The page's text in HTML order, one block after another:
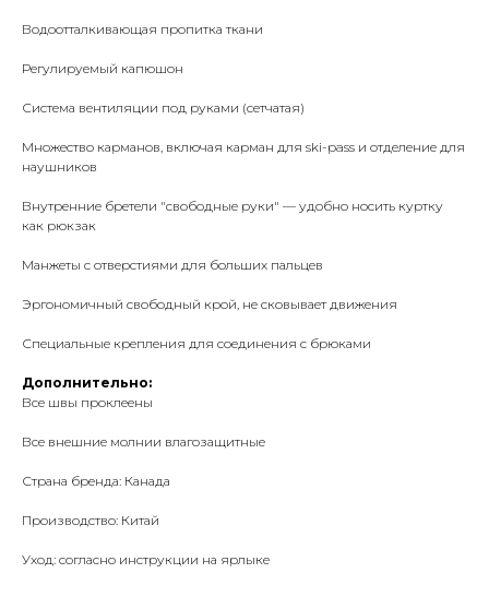
Водоотталкивающая пропитка ткани
Регулируемый капюшон
Система вентиляции под руками (сетчатая)
Множество карманов, включая карман для ski-pass и отделение для
наушников
Внутренние бретели "свободные руки" — удобно носить куртку
как рюкзак
Манжеты с отверстиями для больших пальцев
Эргономичный свободный крой, не сковывает движения
Специальные крепления для соединения с брюками
Дополнительно:
Все швы проклеены
Все внешние молнии влагозащитные
Страна бренда: Канада
Производство: Китай
Уход: согласно инструкции на ярлыке
Написать в Telegram
качества доставка
Сотни отзывов